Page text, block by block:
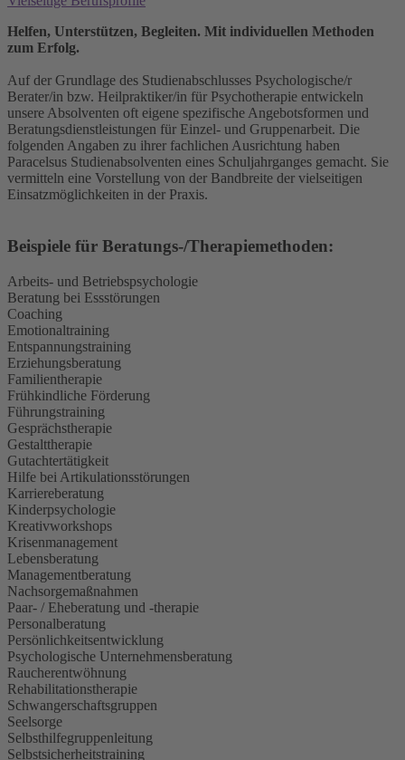
Helfen, Unterstützen, Begleiten. Mit individuellen Methoden
zum Erfolg.
Auf der Grundlage des Studienabschlusses Psychologische/r
Berater/in bzw. Heilpraktiker/in für Psychotherapie entwickeln
unsere Absolventen oft eigene spezifische Angebotsformen und
Beratungsdienstleistungen für Einzel- und Gruppenarbeit. Die
folgenden Angaben zu ihrer fachlichen Ausrichtung haben
Paracelsus Studienabsolventen eines Schuljahrganges gemacht. Sie
vermitteln eine Vorstellung von der Bandbreite der vielseitigen
Einsatzmöglichkeiten in der Praxis.
Beispiele für Beratungs-/Therapiemethoden:
Arbeits- und Betriebspsychologie
Beratung bei Essstörungen
Coaching
Emotionaltraining
Entspannungstraining
Erziehungsberatung
Familientherapie
Frühkindliche Förderung
Führungstraining
Gesprächstherapie
Gestalttherapie
Gutachtertätigkeit
Hilfe bei Artikulationsstörungen
Karriereberatung
Kinderpsychologie
Kreativworkshops
Krisenmanagement
Lebensberatung
Managementberatung
Nachsorgemaßnahmen
Paar- / Eheberatung und -therapie
Personalberatung
Persönlichkeitsentwicklung
Psychologische Unternehmensberatung
Raucherentwöhnung
Rehabilitationstherapie
Schwangerschaftsgruppen
Seelsorge
Selbsthilfegruppenleitung
Selbstsicherheitstraining